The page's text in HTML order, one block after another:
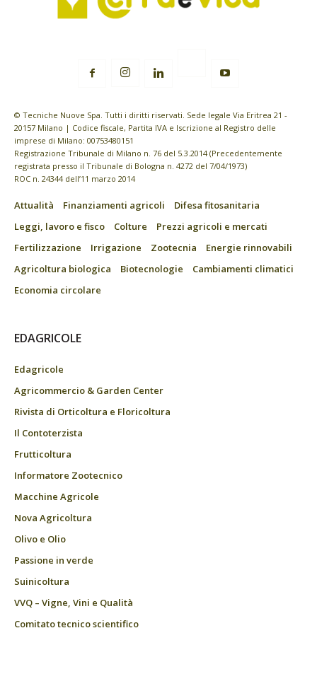
© Tecniche Nuove Spa. Tutti i diritti riservati. Sede legale Via Eritrea 21 -
20157 Milano | Codice fiscale, Partita IVA e Iscrizione al Registro delle
imprese di Milano: 00753480151
Registrazione Tribunale di Milano n. 76 del 5.3.2014 (Precedentemente
registrata presso il Tribunale di Bologna n. 4272 del 7/04/1973)
ROC n. 24344 dell’11 marzo 2014
Attualità Finanziamenti agricoli
Difesa fitosanitaria
Leggi, lavoro e fisco
Colture
Prezzi agricoli e mercati
Fertilizzazione
Irrigazione Zootecnia
Energie rinnovabili
Agricoltura biologica
Biotecnologie
Cambiamenti climatici
Economia circolare
EDAGRICOLE
Edagricole
Agricommercio & Garden Center
Rivista di Orticoltura e Floricoltura
Il Contoterzista
Frutticoltura
Informatore Zootecnico
Macchine Agricole
Nova Agricoltura
Olivo e Olio
Passione in verde
Suinicoltura
VVQ – Vigne, Vini e Qualità
Comitato tecnico scientifico